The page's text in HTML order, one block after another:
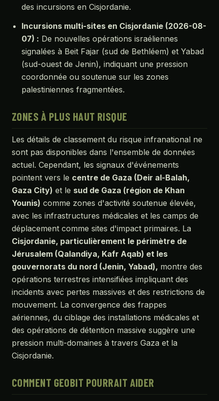
des incursions en Cisjordanie.
Incursions multi-sites en Cisjordanie (2026-08-
07) : De nouvelles opérations israéliennes
signalées à Beit Fajar (sud de Bethléem) et Yabad
(sud-ouest de Jenin), indiquant une pression
coordonnée ou soutenue sur les zones
palestiniennes fragmentées.
ZONES À PLUS HAUT RISQUE
Les détails de classement du risque infranational ne
sont pas disponibles dans l'ensemble de données
actuel. Cependant, les signaux d'événements
pointent vers le centre de Gaza (Deir al-Balah,
Gaza City) et le sud de Gaza (région de Khan
Younis) comme zones d'activité soutenue élevée,
avec les infrastructures médicales et les camps de
déplacement comme sites d'impact primaires. La
Cisjordanie, particulièrement le périmètre de
Jérusalem (Qalandiya, Kafr Aqab) et les
gouvernorats du nord (Jenin, Yabad), montre des
opérations terrestres intensifiées impliquant des
incidents avec pertes massives et des restrictions de
mouvement. La convergence des frappes
aériennes, du ciblage des installations médicales et
des opérations de détention massive suggère une
pression multi-domaines à travers Gaza et la
Cisjordanie.
COMMENT GEOBIT POURRAIT AIDER